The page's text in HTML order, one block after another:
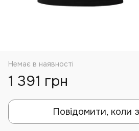
Немає в наявності
1 391 грн
Повідомити, коли